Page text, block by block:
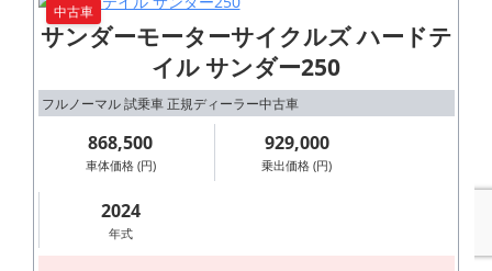
中古車
サンダーモーターサイクルズ ハードテ
イル サンダー250
フルノーマル 試乗車 正規ディーラー中古車
868,500
車体価格 (円)
929,000
乗出価格 (円)
2024
年式